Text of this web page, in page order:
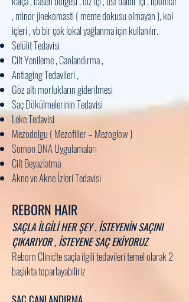
, minör jinekomasti ( meme dokusu olmayan ), kol
içleri , vb bir çok lokal yağlanma için kullanılır.
Selülit Tedavisi
Cilt Yenileme , Canlandırma ,
Antiaging Tedavileri ,
Göz altı morlukların giderilmesi
Saç Dökülmelerinin Tedavisi
Leke Tedavisi
Mezodolgu ( Mezofiller – Mezoglow )
Somon DNA Uygulamaları
Cilt Beyazlatma
Akne ve Akne İzleri Tedavisi
REBORN HAIR
SAÇLA İLGİLİ HER ŞEY . İSTEYENİN SAÇINI
ÇIKARIYOR , İSTEYENE SAÇ EKİYORUZ
Reborn Clinic'te saçla ilgili tedavileri temel olarak 2
başlıkta toparlayabiliriz